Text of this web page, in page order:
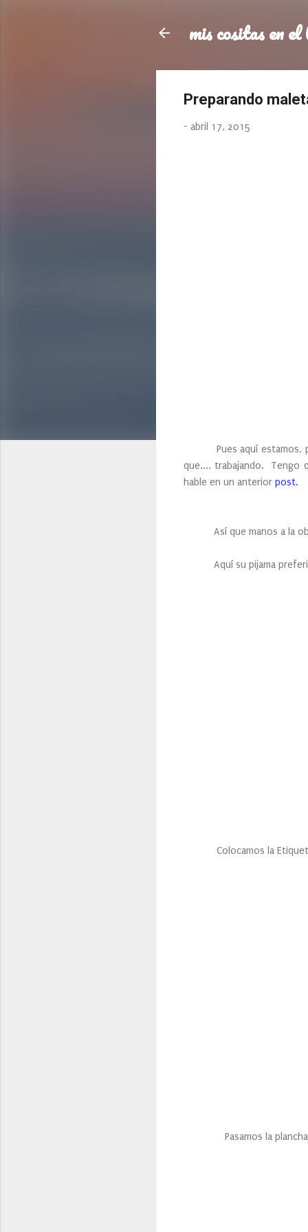
mis cositas en el
Preparando
- abril 17, 2015
Pues aquí estamos,
que.... trabajando. Tengo
hable en un anterior post.
Así que manos a la
Aquí su pijama
Colocamos la Etiqueta
Pasamos la plancha